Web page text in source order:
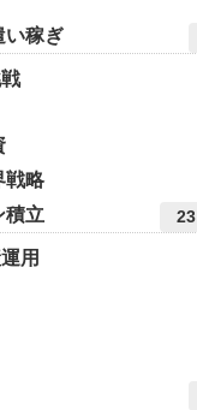
い稼ぎ
戦略
積立 23
用